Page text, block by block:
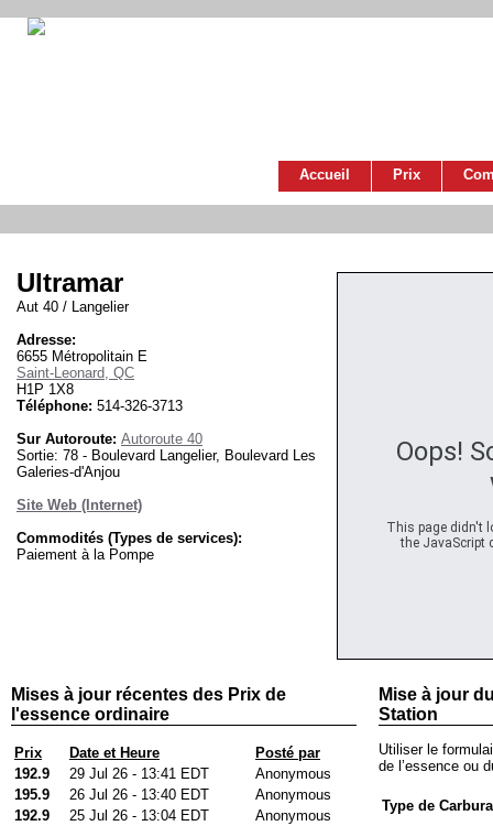
Accueil Prix
Oops!
This page didn't
the JavaScript
Ultramar
Aut 40 / Langelier
Adresse:
6655 Métropolitain E
Saint-Leonard, QC
H1P 1X8
Téléphone: 514-326-3713
Sur Autoroute: Autoroute 40
Sortie: 78 - Boulevard Langelier, Boulevard Les
Galeries-d'Anjou
Site Web (Internet)
Commodités (Types de services):
Paiement à la Pompe
Mises à jour récentes des Prix de
l'essence ordinaire
Prix Date et Heure
Posté par
192.9
29 Jul 26 - 13:41 EDT
Anonymous
195.9
26 Jul 26 - 13:40 EDT
Anonymous
192.9
25 Jul 26 - 13:04 EDT
Anonymous
Mise à jour
Station
Utiliser le
de l’essence ou
Type de